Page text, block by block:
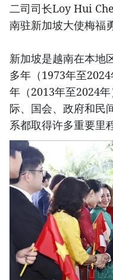
二司司长Loy Hui
南驻新加坡大使梅福
新加坡是越南在本地
多年（1973年至
年（2013年至2024
际、国会、政府和民
系都取得许多重要里